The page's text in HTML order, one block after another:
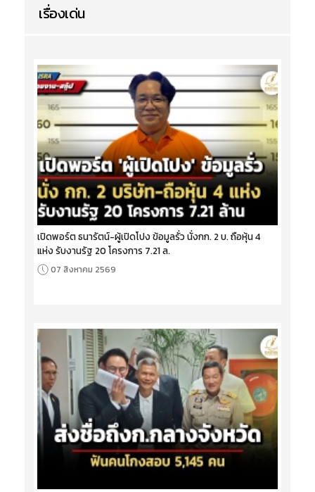
เรื่องเด่น
เปิดพอร์ต ธนารัตน์-ผู้เปิดโปง ข้อมูลรั่ว นั่งกก. 2 บ. ถือหุ้น 4
แห่ง รับงานรัฐ 20 โครงการ 7.21 ล.
07 สิงหาคม 2569